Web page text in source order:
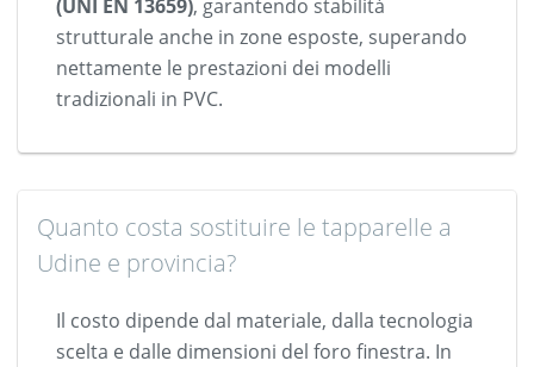
(UNI EN 13659), garantendo stabilità
strutturale anche in zone esposte, superando
nettamente le prestazioni dei modelli
tradizionali in PVC.
Quanto costa sostituire le tapparelle a
Udine e provincia?
Il costo dipende dal materiale, dalla tecnologia
scelta e dalle dimensioni del foro finestra. In